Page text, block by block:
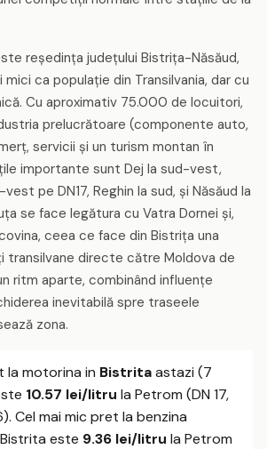
reședința județului Bistrița-Năsăud,
ca populație din Transilvania, dar cu
Cu aproximativ 75.000 de locuitori,
prelucrătoare (componente auto,
servicii și un turism montan în
importante sunt Dej la sud-vest,
pe DN17, Reghin la sud, și Năsăud la
se face legătura cu Vatra Dornei și,
ceea ce face din Bistrița una
transilvane directe către Moldova de
ritm aparte, combinând influențe
inevitabilă spre traseele
zona.
la motorina in Bistritaastazi (7
10.57 lei/litru la Petrom (DN 17,
Cel mai mic pret la benzina
este 9.36 lei/litru la Petrom